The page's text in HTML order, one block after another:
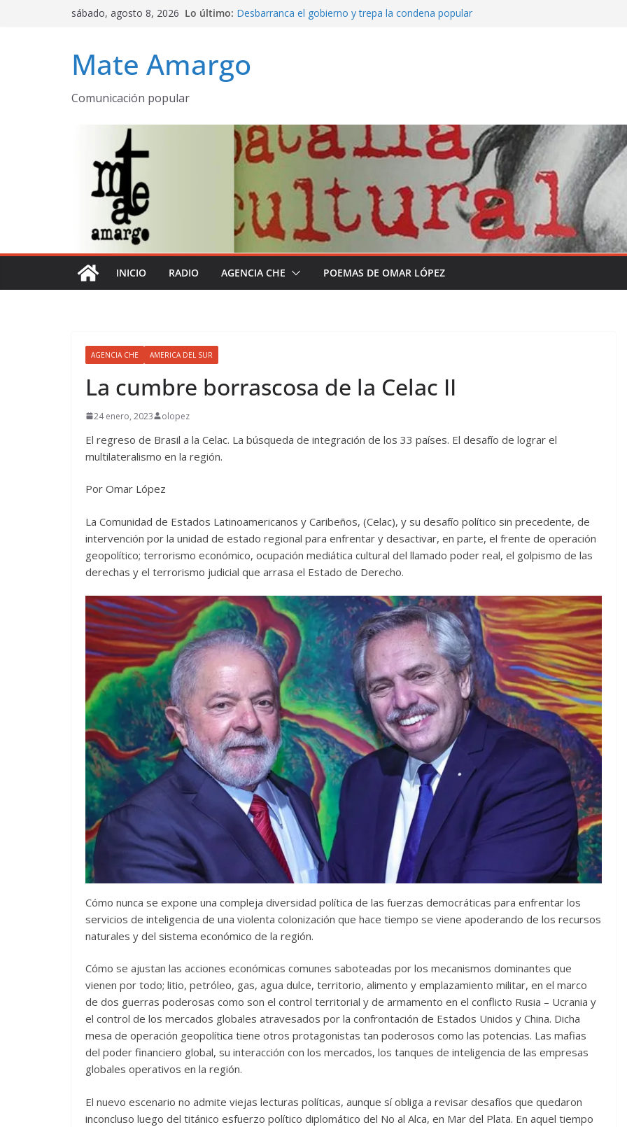
sábado, agosto 8, 2026 Lo último: Desbarranca el gobierno y trepa la condena popular
Mate amargo programa completo en la semana de la
Mate Amargo
Comunicación popular
INICIO RADIO AGENCIA CHE POEMAS DE OMAR LÓPEZ
AGENCIA CHE AMERICA DEL SUR
La cumbre borrascosa de la Celac II
24 enero, 2023 olopez
El regreso de Brasil a la Celac. La búsqueda de integración de los 33 países. El desafío de lograr el
multilateralismo en la región.
Por Omar López
La Comunidad de Estados Latinoamericanos y Caribeños, (Celac), y su desafío político sin precedente, de
intervención por la unidad de estado regional para enfrentar y desactivar, en parte, el frente de operación
geopolítico; terrorismo económico, ocupación mediática cultural del llamado poder real, el golpismo de las
derechas y el terrorismo judicial que arrasa el Estado de Derecho.
Cómo nunca se expone una compleja diversidad política de las fuerzas democráticas para enfrentar los
servicios de inteligencia de una violenta colonización que hace tiempo se viene apoderando de los recursos
naturales y del sistema económico de la región.
Cómo se ajustan las acciones económicas comunes saboteadas por los mecanismos dominantes que
vienen por todo; litio, petróleo, gas, agua dulce, territorio, alimento y emplazamiento militar, en el marco
de dos guerras poderosas como son el control territorial y de armamento en el conflicto Rusia – Ucrania y
el control de los mercados globales atravesados por la confrontación de Estados Unidos y China. Dicha
mesa de operación geopolítica tiene otros protagonistas tan poderosos como las potencias. Las mafias
del poder financiero global, su interacción con los mercados, los tanques de inteligencia de las empresas
globales operativos en la región.
El nuevo escenario no admite viejas lecturas políticas, aunque sí obliga a revisar desafíos que quedaron
inconcluso luego del titánico esfuerzo político diplomático del No al Alca, en Mar del Plata. En aquel tiempo